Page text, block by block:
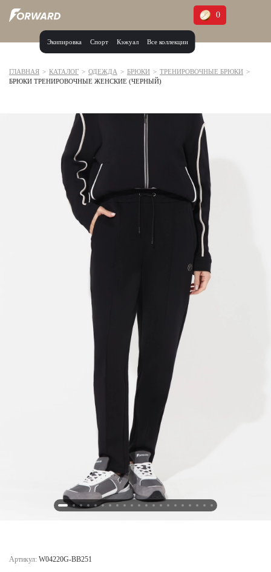
Экипировка Спорт Кэжуал Все коллекции
0
Москва и МО
Иркутская область (2)
Калининградская область (1)
Кемеровская область (2)
Краснодарский край (5)
Красноярский край (5)
Нижегородская область (1)
Республика Башкортостан (3)
Тульская область (1)
Тюменская область (3)
ГЛАВНАЯ > КАТАЛОГ > ОДЕЖДА > БРЮКИ > ТРЕНИРОВОЧНЫЕ БРЮКИ >
БРЮКИ ТРЕНИРОВОЧНЫЕ ЖЕНСКИЕ (ЧЕРНЫЙ)
Артикул: W04220G-BB251